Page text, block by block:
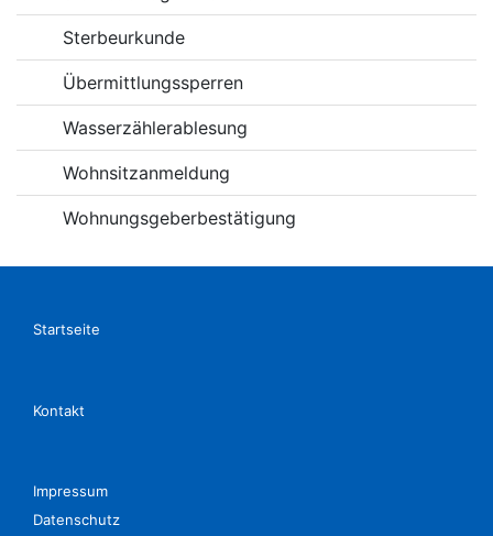
Sterbeurkunde
Übermittlungssperren
Wasserzählerablesung
Wohnsitzanmeldung
Wohnungsgeberbestätigung
Startseite
Kontakt
Impressum
Datenschutz